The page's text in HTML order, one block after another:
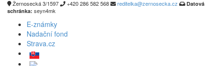
Žernosecká 3/1597 +420 286 582 568 reditelka@zernosecka.cz
Datová
schránka: seyn4mk
E-známky
Nadační fond
Strava.cz